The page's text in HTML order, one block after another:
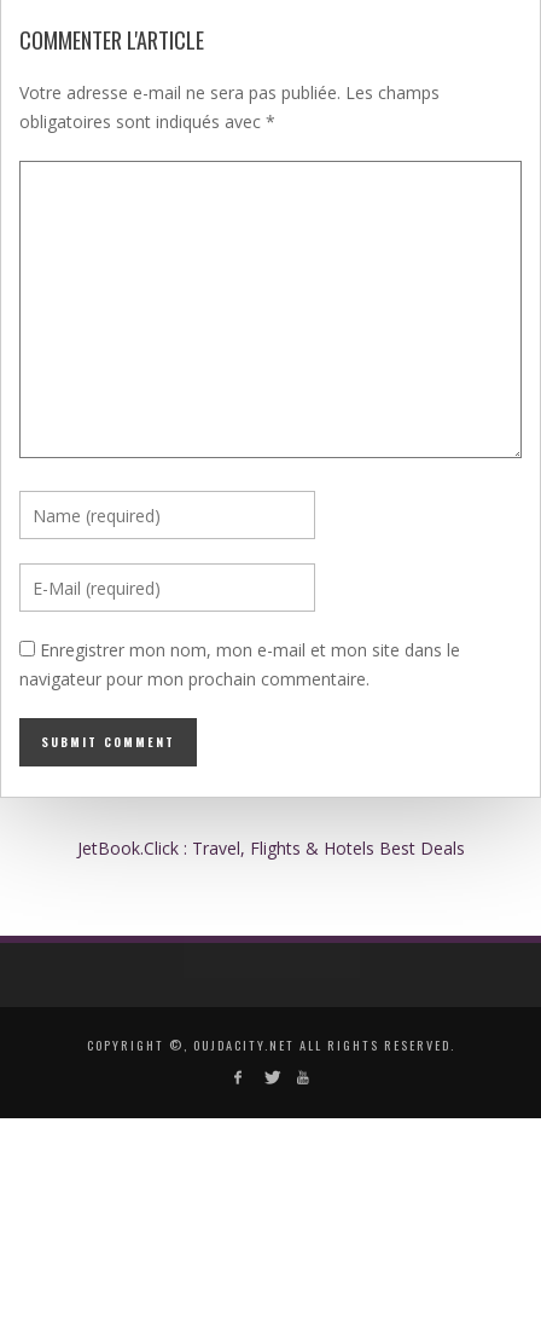
COMMENTER L'ARTICLE
Votre adresse e-mail ne sera pas publiée. Les champs
obligatoires sont indiqués avec *
Enregistrer mon nom, mon e-mail et mon site dans le
navigateur pour mon prochain commentaire.
JetBook.Click : Travel, Flights & Hotels Best Deals
COPYRIGHT ©, OUJDACITY.NET ALL RIGHTS RESERVED.